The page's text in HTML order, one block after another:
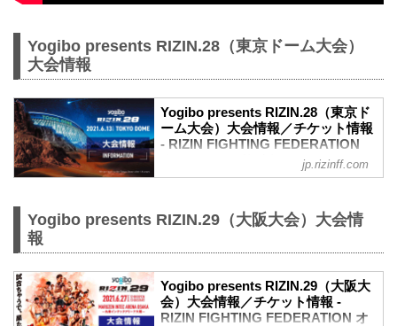
Yogibo presents RIZIN.28（東京ドーム大会）
大会情報
Yogibo presents RIZIN.28（東京ド
ーム大会）大会情報／チケット情報
- RIZIN FIGHTING FEDERATION
のお知らせ
席→A席に変更となりました。
客様には当日差額をご返金致します。恐
れ入りますが入場時にお近くの係員にお
申し出下さいますよう、お願い致しま
jp.rizinff.com
Yogibo presents RIZIN.29（大阪大会）大会情
報
Yogibo presents RIZIN.29（大阪大
会）大会情報／チケット情報 -
RIZIN FIGHTING FEDERATION オ